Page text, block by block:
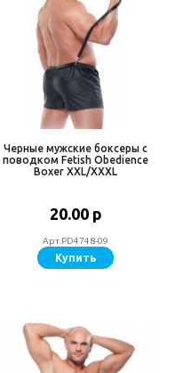
Черные мужские боксеры с
поводком Fetish Obedience
Boxer XXL/XXXL
20.00 р
Арт.PD4748-09
Купить